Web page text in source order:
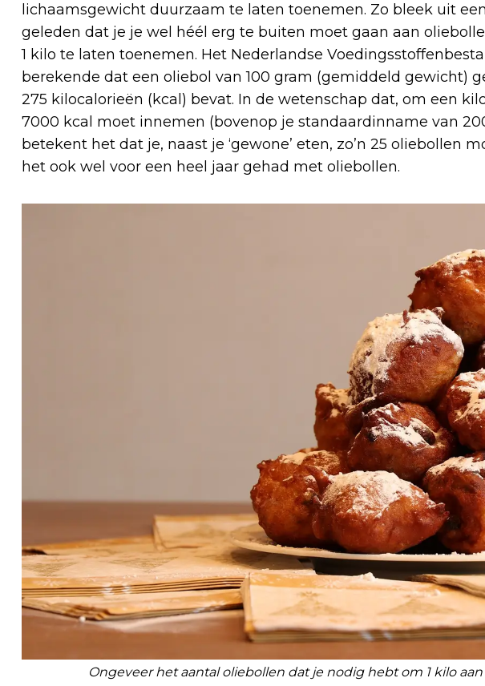
lichaamsgewicht duurzaam te laten toenemen. Zo bleek uit
geleden dat je je wel héél erg te buiten moet gaan aan
1 kilo te laten toenemen. Het Nederlandse
berekende dat een oliebol van 100 gram (gemiddeld gewicht)
275 kilocalorieën (kcal) bevat. In de wetenschap dat, om een
7000 kcal moet innemen (bovenop je standaardinname van
betekent het dat je, naast je ‘gewone’ eten, zo’n 25 oliebollen
het ook wel voor een heel jaar gehad met oliebollen.
Ongeveer het aantal oliebollen dat je nodig hebt om 1 kilo